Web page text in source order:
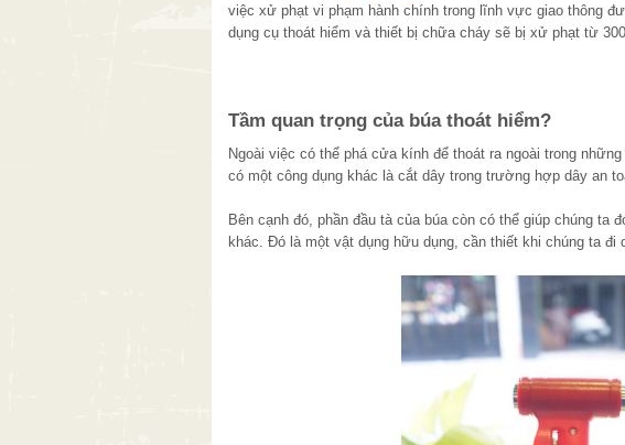
việc xử phạt vi phạm hành chính trong lĩnh vực giao thông
dụng cụ thoát hiểm và thiết bị chữa cháy sẽ bị xử phạt từ
Tầm quan trọng của búa thoát hiểm?
Ngoài việc có thể phá cửa kính để thoát ra ngoài trong
có một công dụng khác là cắt dây trong trường hợp dây an
Bên cạnh đó, phần đầu tà của búa còn có thể giúp chúng ta
khác. Đó là một vật dụng hữu dụng, cần thiết khi chúng ta đi